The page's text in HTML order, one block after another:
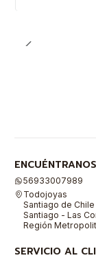
ENCUÉNTRANOS
56933007989
Todojoyas
Santiago de Chile
Santiago - Las
Región
SERVICIO AL